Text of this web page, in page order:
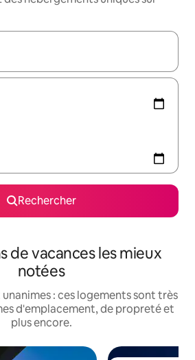
s'affichent, utilisez les flèches vers le
Rechercher
de vacances les mieux
notées
: ces logements sont très
d'emplacement, de propreté et
plus encore.